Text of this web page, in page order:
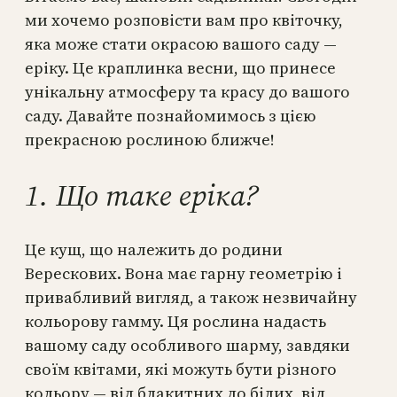
ми хочемо розповісти вам про квіточку,
яка може стати окрасою вашого саду —
еріку. Це краплинка весни, що принесе
унікальну атмосферу та красу до вашого
саду. Давайте познайомимось з цією
прекрасною рослиною ближче!
1. Що таке еріка?
Це кущ, що належить до родини
Верескових. Вона має гарну геометрію і
привабливий вигляд, а також незвичайну
кольорову гамму. Ця рослина надасть
вашому саду особливого шарму, завдяки
своїм квітами, які можуть бути різного